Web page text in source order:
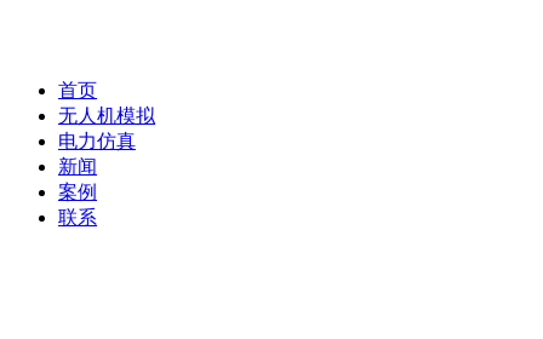
首页
无人机模拟
电力仿真
新闻
案例
联系